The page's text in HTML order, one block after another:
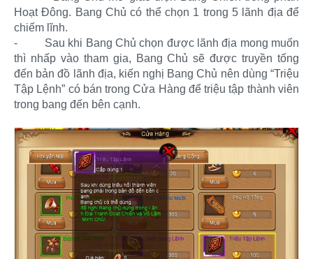
Hoạt Đông. Bang Chủ có thể chọn 1 trong 5 lãnh địa để
chiếm lĩnh.
-
Sau khi Bang Chủ chọn được lãnh địa mong muốn
thì nhấp vào tham gia, Bang Chủ sẽ được truyền tống
đến bản đồ lãnh địa, kiến nghị Bang Chủ nên dùng “Triệu
Tập Lệnh” có bán trong Cửa Hàng để triệu tập thành viên
trong bang đến bên cạnh.